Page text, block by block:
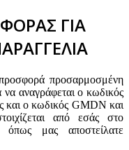
ΓΙΑ
προσαρμοσμένη
να αναγράφεται ο κωδικός
και ο κωδικός GMDN και
από εσάς στο
όπως μας αποστείλατε